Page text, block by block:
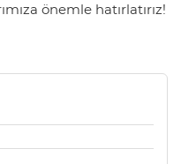
önemle hatırlatırız!